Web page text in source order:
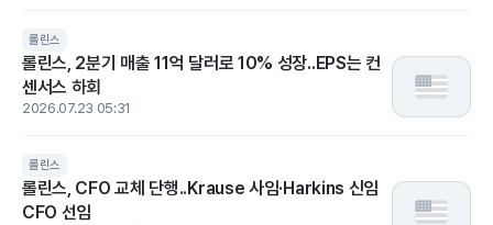
롤린스
롤린스, 2분기 매출 11억 달러로 10% 성장..EPS는 컨
센서스 하회
2026.07.23 05:31
롤린스
롤린스, CFO 교체 단행..Krause 사임·Harkins 신임
CFO 선임